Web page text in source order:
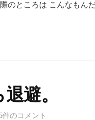
のところは こんなもん
避。
件のコメント